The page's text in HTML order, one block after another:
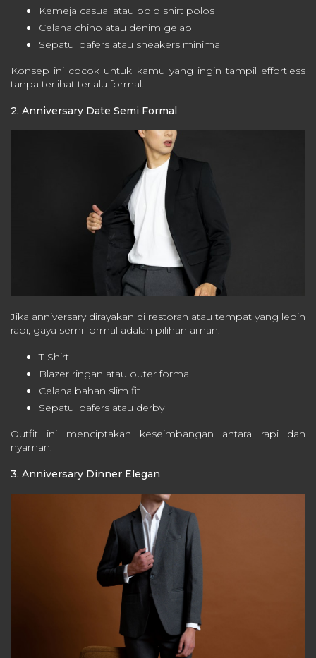
Kemeja casual atau polo shirt polos
Celana chino atau denim gelap
Sepatu loafers atau sneakers minimal
Konsep ini cocok untuk kamu yang ingin tampil effortless
tanpa terlihat terlalu formal.
2. Anniversary Date Semi Formal
Jika anniversary dirayakan di restoran atau tempat yang lebih
rapi, gaya semi formal adalah pilihan aman:
T-Shirt
Blazer ringan atau outer formal
Celana bahan slim fit
Sepatu loafers atau derby
Outfit ini menciptakan keseimbangan antara rapi dan
nyaman.
3. Anniversary Dinner Elegan